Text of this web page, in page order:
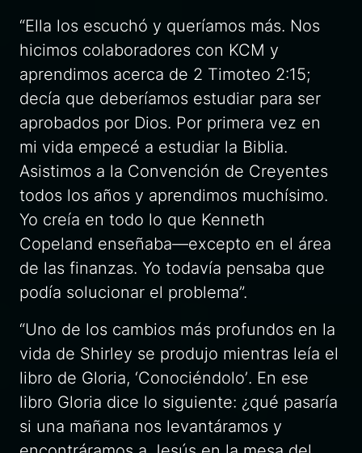
“Ella los escuchó y queríamos más. Nos
hicimos colaboradores con KCM y
aprendimos acerca de 2 Timoteo 2:15;
decía que deberíamos estudiar para ser
aprobados por Dios. Por primera vez en
mi vida empecé a estudiar la Biblia.
Asistimos a la Convención de Creyentes
todos los años y aprendimos muchísimo.
Yo creía en todo lo que Kenneth
Copeland enseñaba—excepto en el área
de las finanzas. Yo todavía pensaba que
podía solucionar el problema”.
“Uno de los cambios más profundos en la
vida de Shirley se produjo mientras leía el
libro de Gloria, ‘Conociéndolo’. En ese
libro Gloria dice lo siguiente: ¿qué pasaría
si una mañana nos levantáramos y